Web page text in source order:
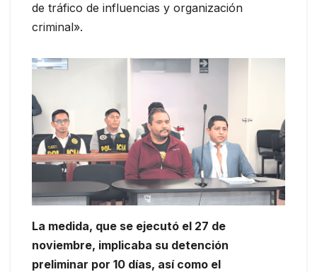
de tráfico de influencias y organización
criminal».
La medida, que se ejecutó el 27 de
noviembre, implicaba su detención
preliminar por 10 días, así como el